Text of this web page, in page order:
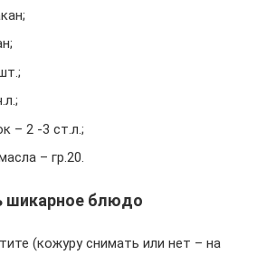
– 2 -3 ст.л.;
– гр.20.
шикарное блюдо
(кожуру снимать или нет – на